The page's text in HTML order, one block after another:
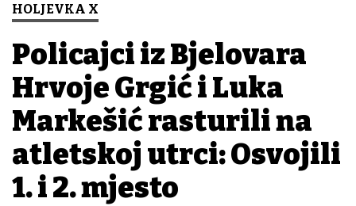
HOLJEVKA X
Policajci iz Bjelovara
Hrvoje Grgić i Luka
Markešić rasturili na
atletskoj utrci: Osvojili
1. i 2. mjesto